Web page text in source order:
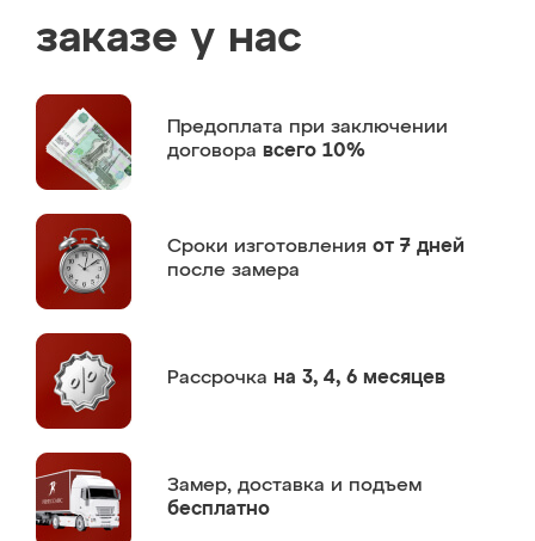
заказе у нас
Предоплата при заключении
договора всего 10%
Сроки изготовления от 7 дней
после замера
Рассрочка на 3, 4, 6 месяцев
Замер, доставка и подъем
бесплатно